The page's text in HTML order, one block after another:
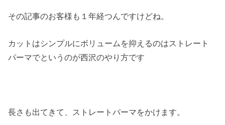
その記事のお客様も１年経つんですけどね。
カットはシンプルにボリュームを抑えるのはストレート
パーマでというのが西沢のやり方です
長さも出てきて、ストレートパーマをかけます。